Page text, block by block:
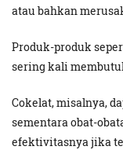
atau bahkan
Produk-produk
sering kali
Cokelat, misalnya,
sementara obat-
efektivitasnya jika